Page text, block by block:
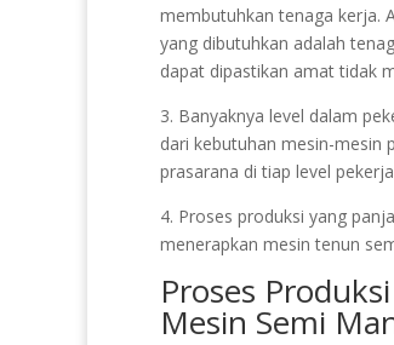
membutuhkan tenaga kerja.
yang dibutuhkan adalah
dapat dipastikan amat tidak
3. Banyaknya level dalam
dari kebutuhan mesin-mesin
prasarana di tiap level
4. Proses produksi yang
menerapkan mesin tenun
Proses
Mesin Semi